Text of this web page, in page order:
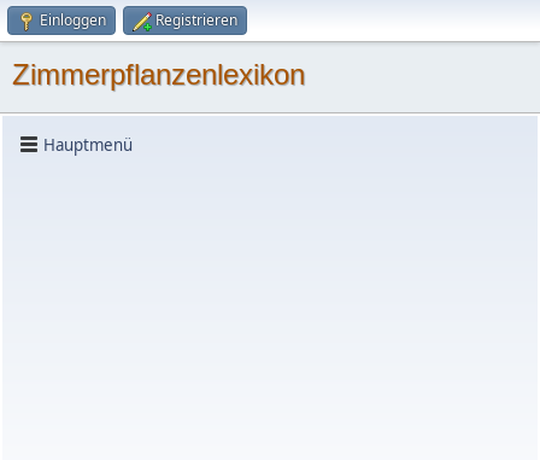
Einloggen Registrieren
Zimmerpflanzenlexikon
Hauptmenü